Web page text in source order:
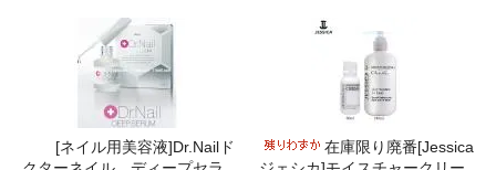
[ネイル用美容液]Dr.Nailド
在庫限り廃番[Jessica